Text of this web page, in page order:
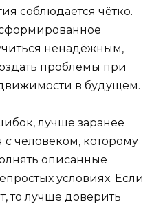
соблюдается чётко.
сформированное
ненадёжным,
проблемы при
в будущем.
лучше заранее
с человеком, которому
описанные
условиях. Если
то лучше доверить